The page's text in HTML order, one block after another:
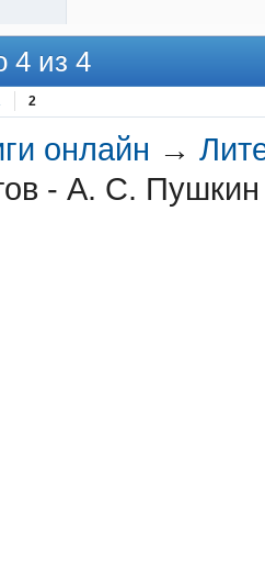
4 из 4
2
онлайн →
- А. С. Пушкин